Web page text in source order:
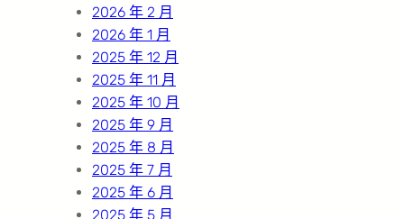
2026 年 2 月
2026 年 1 月
2025 年 12 月
2025 年 11 月
2025 年 10 月
2025 年 9 月
2025 年 8 月
2025 年 7 月
2025 年 6 月
2025 年 5 月